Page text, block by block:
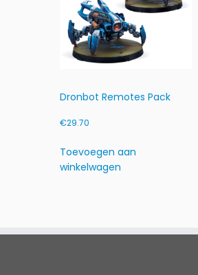
Dronbot Remotes Pack
€29.70
Toevoegen aan
winkelwagen